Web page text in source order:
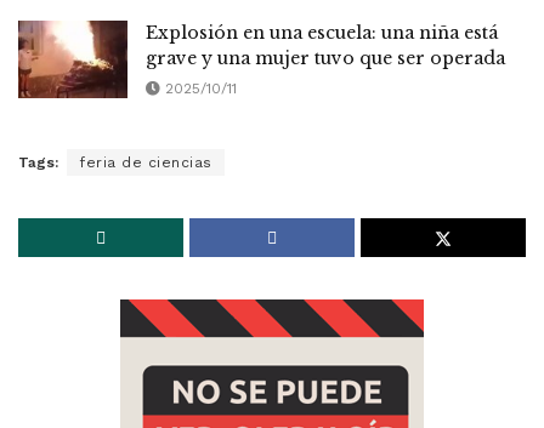
Explosión en una escuela: una niña está
grave y una mujer tuvo que ser operada
2025/10/11
Tags: feria de ciencias